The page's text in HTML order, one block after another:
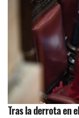
Tras la derrota en